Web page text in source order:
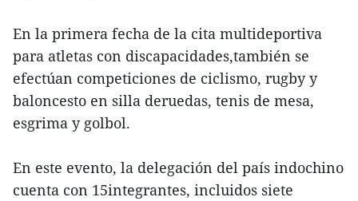
En la primera fecha de la cita multideportiva
para atletas con discapacidades,también se
efectúan competiciones de ciclismo, rugby y
baloncesto en silla deruedas, tenis de mesa,
esgrima y golbol.
En este evento, la delegación del país indochino
cuenta con 15integrantes, incluidos siete